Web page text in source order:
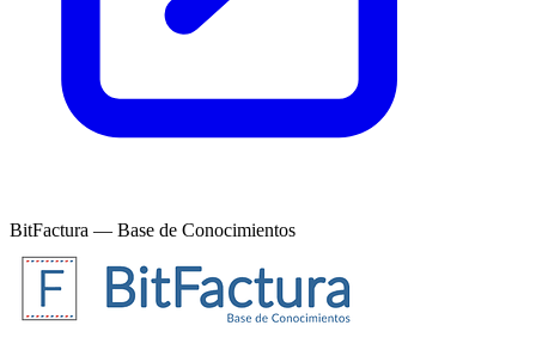
BitFactura — Base de Conocimientos